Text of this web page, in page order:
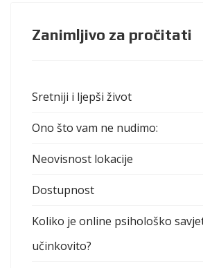
Zanimljivo za pročitati
Sretniji i ljepši život
Ono što vam ne nudimo:
Neovisnost lokacije
Dostupnost
Koliko je online psihološko
učinkovito?